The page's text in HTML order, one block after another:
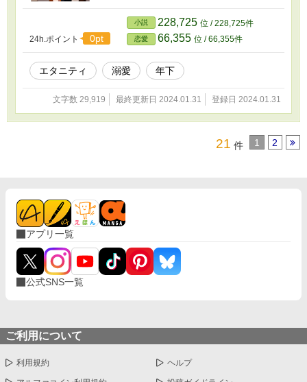
ける しかし、小説の企画が没続きののどかに編
集に売れ線は『際どい描写』を多く入れる事を
提案される。 しかし、すぐると距離が縮まった
と思われた矢先に元カレが押しかけてくる。 す
ぐるに助けられたのどかはすぐるに想いを伝え
られて両思いのはずがまだ彼には隠し事がある
みたいで。
24h.ポイント 0pt
小説 228,725 位 / 228,725件
恋愛 66,355 位 / 66,355件
エタニティ 溺愛 年下
文字数 29,919 最終更新日 2024.01.31 登録日 2024.01.31
21 件 1 2
アプリ一覧
公式SNS一覧
ご利用について
利用規約 ヘルプ